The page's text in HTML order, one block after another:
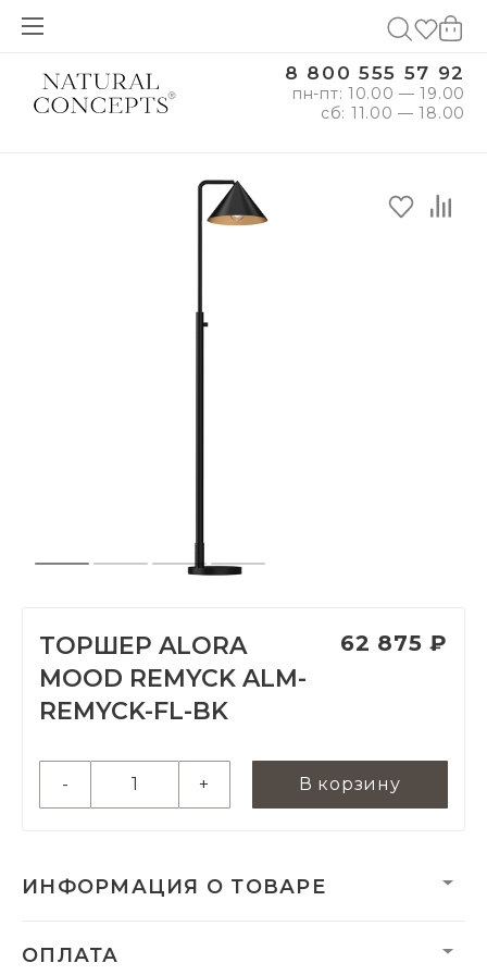
8 800 555 57 92
пн-пт: 10.00 — 19.00
сб: 11.00 — 18.00
ТОРШЕР ALORA
MOOD REMYCK ALM-
REMYCK-FL-BK
62 875 ₽
- + В корзину
ИНФОРМАЦИЯ О ТОВАРЕ
Гарантия:
ОПЛАТА